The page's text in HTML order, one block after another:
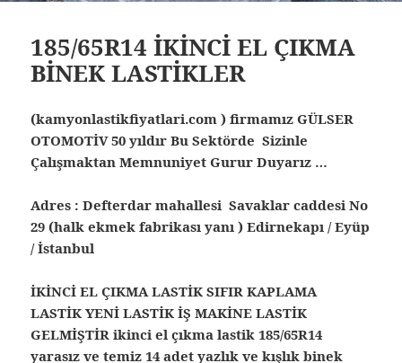
185/65R14 İKİNCİ EL ÇIKMA
BİNEK LASTİKLER
(kamyonlastikfiyatlari.com ) firmamız GÜLSER
OTOMOTİV 50 yıldır Bu Sektörde Sizinle
Çalışmaktan Memnuniyet Gurur Duyarız …
Adres : Defterdar mahallesi Savaklar caddesi No
29 (halk ekmek fabrikası yanı ) Edirnekapı / Eyüp
/ İstanbul
İKİNCİ EL ÇIKMA LASTİK SIFIR KAPLAMA
LASTİK YENİ LASTİK İŞ MAKİNE LASTİK
GELMİŞTİR ikinci el çıkma lastik 185/65R14
yarasız ve temiz 14 adet yazlık ve kışlık binek